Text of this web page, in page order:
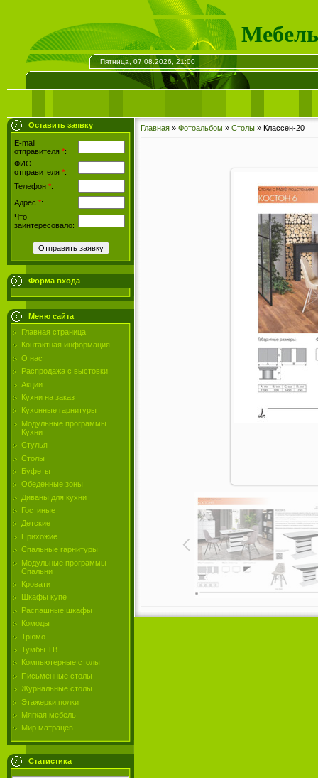
Пятница, 07.08.2026, 21:00
Оставить заявку
E-mail
отправителя *:
ФИО
отправителя *:
Телефон *:
Адрес *:
Что
заинтересовало:
Форма входа
Меню сайта
Главная страница
Контактная информация
О нас
Распродажа с выстовки
Акции
Кухни на заказ
Кухонные гарнитуры
Модульные программы
Кухни
Стулья
Столы
Буфеты
Обеденные зоны
Диваны для кухни
Гостиные
Детские
Прихожие
Спальные гарнитуры
Модульные программы
Спальни
Кровати
Шкафы купе
Распашные шкафы
Комоды
Трюмо
Тумбы ТВ
Компьютерные столы
Письменные столы
Журнальные столы
Этажерки,полки
Мягкая мебель
Мир матрацев
Статистика
Главная » Фотоальбом » Столы » Классен-20